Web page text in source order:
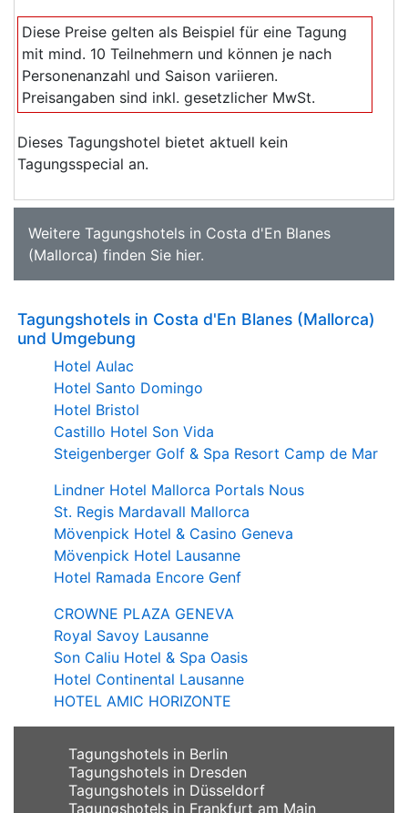
Diese Preise gelten als Beispiel für eine Tagung
mit mind. 10 Teilnehmern und können je nach
Personenanzahl und Saison variieren.
Preisangaben sind inkl. gesetzlicher MwSt.
Dieses Tagungshotel bietet aktuell kein
Tagungsspecial an.
Weitere Tagungshotels in Costa d'En Blanes
(Mallorca) finden Sie hier.
Tagungshotels in Costa d'En Blanes (Mallorca)
und Umgebung
Hotel Aulac
Hotel Santo Domingo
Hotel Bristol
Castillo Hotel Son Vida
Steigenberger Golf & Spa Resort Camp de Mar
Lindner Hotel Mallorca Portals Nous
St. Regis Mardavall Mallorca
Mövenpick Hotel & Casino Geneva
Mövenpick Hotel Lausanne
Hotel Ramada Encore Genf
CROWNE PLAZA GENEVA
Royal Savoy Lausanne
Son Caliu Hotel & Spa Oasis
Hotel Continental Lausanne
HOTEL AMIC HORIZONTE
Tagungshotels in Berlin
Tagungshotels in Dresden
Tagungshotels in Düsseldorf
Tagungshotels in Frankfurt am Main